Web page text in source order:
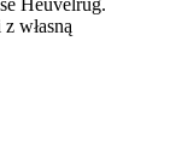
własną